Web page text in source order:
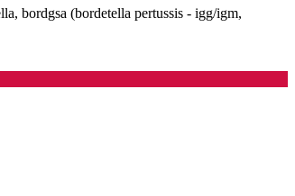
bordgsa (bordetella pertussis - igg/igm,